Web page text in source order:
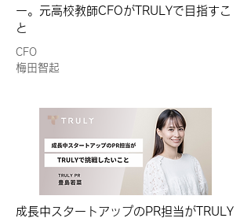
ー。元高校教師CFOがTRULYで目指すこ
と
CFO
梅田智起
成長中スタートアップのPR担当がTRULY